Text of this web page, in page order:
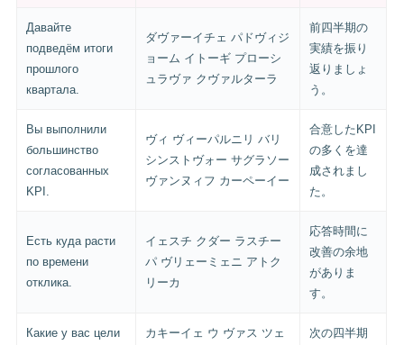
Давайте
подведём итоги
прошлого
квартала.
ダヴァーイチェ パドヴィジ
ョーム イトーギ プローシ
ュラヴァ クヴァルターラ
前四半期の
実績を振り
返りましょ
う。
Вы выполнили
большинство
согласованных
KPI.
ヴィ ヴィーパルニリ バリ
シンストヴォー サグラソー
ヴァンヌィフ カーペーイー
合意したKPI
の多くを達
成されまし
た。
Есть куда расти
по времени
отклика.
イェスチ クダー ラスチー
パ ヴリェーミェニ アトク
リーカ
応答時間に
改善の余地
がありま
す。
Какие у вас цели
カキーイェ ウ ヴァス ツェ
次の四半期